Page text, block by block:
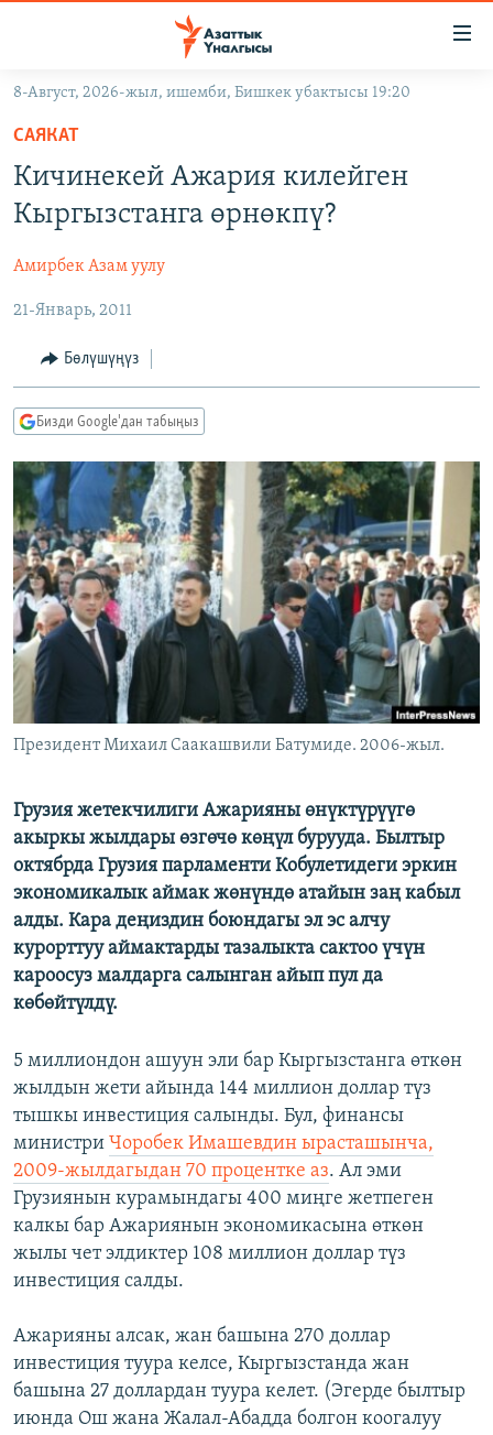
Навигацияга
өтүңүз
Издөөгө
салыңыз
ЭКОНОМИКА
МАДАНИЯТ
БОРБОР АЗИЯ
УКРАИНА
АТАЙЫН ИЛИКТӨӨ
ТВ ПРОГРАММАЛАР
БҮГҮН АЗАТТЫКТА
БИЗ ЖАНА ДҮЙНӨ
ДАНИСТЕ
ЭЖЕ-СИҢДИЛЕР
АЗАТТЫК+
ЫҢГАЙСЫЗ СУРООЛОР
ПОДКАСТ
ӨЗГӨЧӨ ПИКИР
ОНЛАЙН ШЕРИНЕ
ЭЕ/АРнун бардык сайттары
8-Август, 2026-жыл, ишемби, Бишкек убактысы 19:20
САЯКАТ
Кичинекей Ажария килейген
Кыргызстанга өрнөкпү?
Амирбек Азам уулу
21-Январь, 2011
Бөлүшүңүз
Бизди Google'дан табыңыз
Президент Михаил Саакашвили Батумиде. 2006-жыл.
Грузия жетекчилиги Ажарияны өнүктүрүүгө
акыркы жылдары өзгөчө көңүл бурууда. Былтыр
октябрда Грузия парламенти Кобулетидеги эркин
экономикалык аймак жөнүндө атайын заң кабыл
алды. Кара деңиздин боюндагы эл эс алчу
курорттуу аймактарды тазалыкта сактоо үчүн
кароосуз малдарга салынган айып пул да
көбөйтүлдү.
5 миллиондон ашуун эли бар Кыргызстанга өткөн
жылдын жети айында 144 миллион доллар түз
тышкы инвестиция салынды. Бул, финансы
министри Чоробек Имашевдин ырасташынча,
2009-жылдагыдан 70 процентке аз. Ал эми
Грузиянын курамындагы 400 миңге жетпеген
калкы бар Ажариянын экономикасына өткөн
жылы чет элдиктер 108 миллион доллар түз
инвестиция салды.
Ажарияны алсак, жан башына 270 доллар
инвестиция туура келсе, Кыргызстанда жан
башына 27 доллардан туура келет. (Эгерде былтыр
июнда Ош жана Жалал-Абадда болгон коогалуу